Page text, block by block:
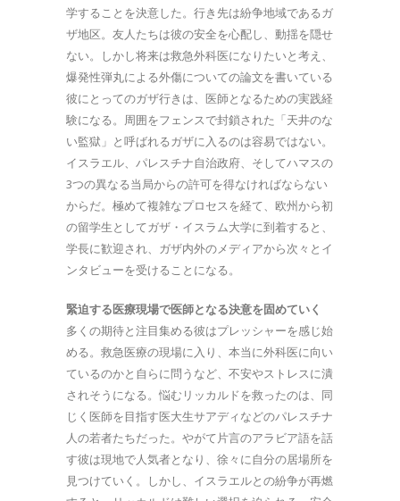
学することを決意した。行き先は紛争地域であるガ
ザ地区。友人たちは彼の安全を心配し、動揺を隠せ
ない。しかし将来は救急外科医になりたいと考え、
爆発性弾丸による外傷についての論文を書いている
彼にとってのガザ行きは、医師となるための実践経
験になる。周囲をフェンスで封鎖された「天井のな
い監獄」と呼ばれるガザに入るのは容易ではない。
イスラエル、パレスチナ自治政府、そしてハマスの
3つの異なる当局からの許可を得なければならない
からだ。極めて複雑なプロセスを経て、欧州から初
の留学生としてガザ・イスラム大学に到着すると、
学長に歓迎され、ガザ内外のメディアから次々とイ
ンタビューを受けることになる。
緊迫する医療現場で医師となる決意を固めていく
多くの期待と注目集める彼はプレッシャーを感じ始
める。救急医療の現場に入り、本当に外科医に向い
ているのかと自らに問うなど、不安やストレスに潰
されそうになる。悩むリッカルドを救ったのは、同
じく医師を目指す医大生サアディなどのパレスチナ
人の若者たちだった。やがて片言のアラビア語を話
す彼は現地で人気者となり、徐々に自分の居場所を
見つけていく。しかし、イスラエルとの紛争が再燃